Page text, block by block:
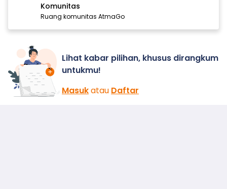
Komunitas
Ruang komunitas AtmaGo
Lihat kabar pilihan, khusus dirangkum
untukmu!
Masukatau Daftar